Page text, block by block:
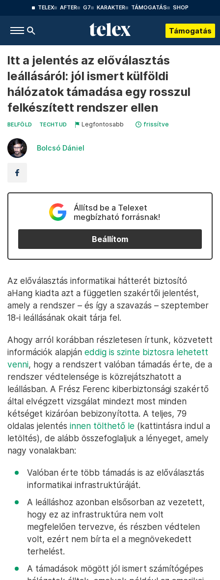
TELEX AFTER G7 KARAKTER TÁMOGATÁS SHOP
Támogatás
Itt a jelentés az előválasztás
leállásáról: jól ismert külföldi
hálózatok támadása egy rosszul
felkészített rendszer ellen
BELFÖLD TECHTUD Legfontosabb frissítve
Bolcsó Dániel
Állítsd be a Telexet
megbízható forrásnak!
Beállítom
Az előválasztás informatikai hátterét biztosító
aHang kiadta azt a független szakértői jelentést,
amely a rendszer – és így a szavazás – szeptember
18-i leállásának okait tárja fel.
Ahogy arról korábban részletesen írtunk, közvetett
információk alapján eddig is szinte biztosra lehetett
venni, hogy a rendszert valóban támadás érte, de a
rendszer védtelensége is közrejátszhatott a
leállásban. A Frész Ferenc kiberbiztonsági szakértő
által elvégzett vizsgálat mindezt most minden
kétséget kizáróan bebizonyította. A teljes, 79
oldalas jelentés innen tölthető le (kattintásra indul a
letöltés), de alább összefoglaljuk a lényeget, amely
nagy vonalakban:
Valóban érte több támadás is az előválasztás
informatikai infrastruktúráját.
A leálláshoz azonban elsősorban az vezetett,
hogy ez az infrastruktúra nem volt
megfelelően tervezve, és részben védtelen
volt, ezért nem bírta el a megnövekedett
terhelést.
A támadások mögött jól ismert számítógépes